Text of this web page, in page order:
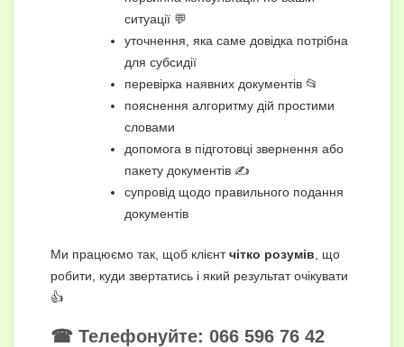
ситуації 💬
уточнення, яка саме довідка потрібна
для субсидії
перевірка наявних документів 📂
пояснення алгоритму дій простими
словами
допомога в підготовці звернення або
пакету документів ✍️
супровід щодо правильного подання
документів
Ми працюємо так, щоб клієнтчітко розумів , що
робити, куди звертатись і який результат очікувати
👍
☎ Телефонуйте: 066 596 76 42